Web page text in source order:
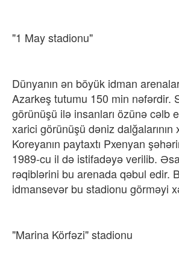
"1 May stadionu"
Dünyanın ən böyük idman
Azarkeş tutumu 150 min nəfərdir.
görünüşü ilə insanları özünə cəlb
xarici görünüşü dəniz dalğalarının
Koreyanın paytaxtı Pxenyan
1989-cu il də istifadəyə verilib.
rəqiblərini bu arenada qəbul edir.
idmansevər bu stadionu görməyi
"Marina Körfəzi"​ stadionu